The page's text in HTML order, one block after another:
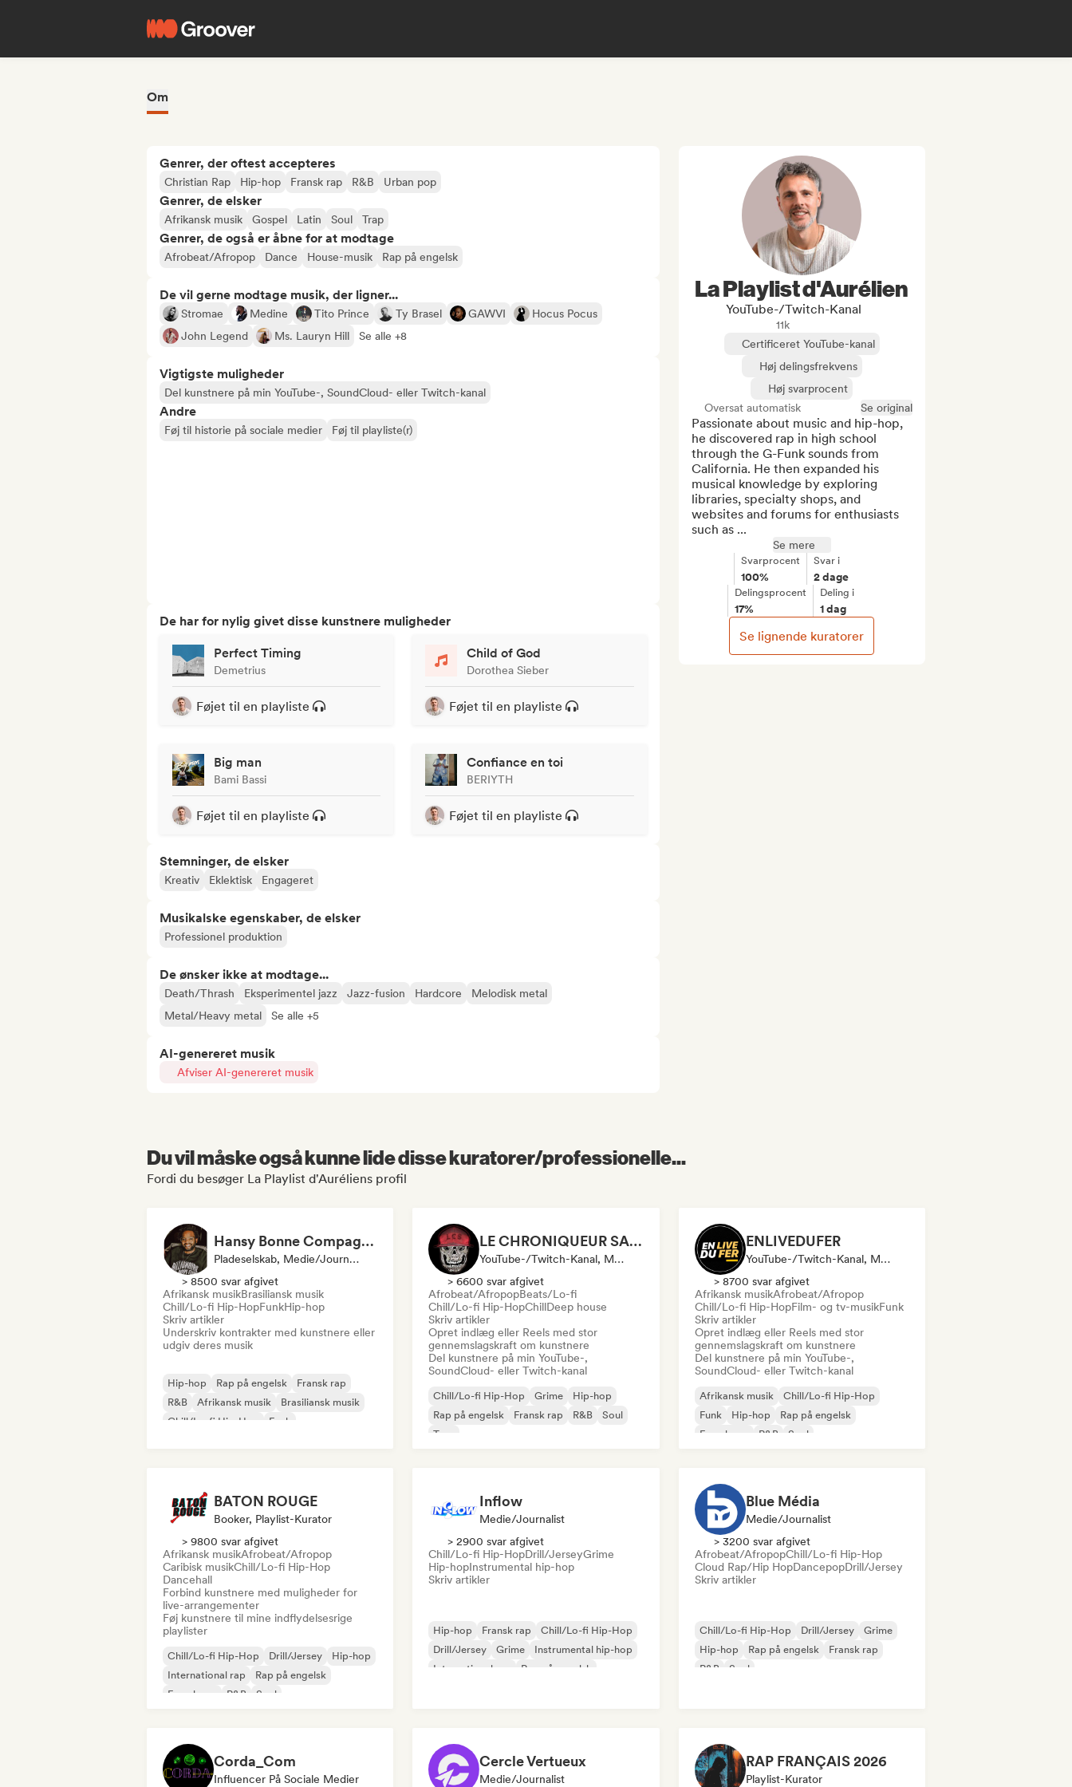
Om
Genrer, der oftest accepteres
Christian Rap Hip-hop Fransk rap R&B Urban pop
Genrer, de elsker
Afrikansk musik Gospel Latin Soul Trap
Genrer, de også er åbne for at modtage
Afrobeat/Afropop Dance House-musik Rap på engelsk
De vil gerne modtage musik, der ligner...
Stromae Medine Tito Prince Ty Brasel GAWVI
Hocus Pocus
John Legend
Ms. Lauryn Hill Se alle +8
Vigtigste muligheder
Del kunstnere på min YouTube-, SoundCloud- eller Twitch-kanal
Andre
Føj til historie på sociale medier Føj til playliste(r)
De har for nylig givet disse kunstnere muligheder
Perfect Timing
Demetrius
Føjet til en playliste
Child of God
Dorothea Sieber
Føjet til en playliste
Big man
Bami Bassi
Føjet til en playliste
Confiance en toi
BERIYTH
Føjet til en playliste
Stemninger, de elsker
Kreativ Eklektisk Engageret
Musikalske egenskaber, de elsker
Professionel produktion
De ønsker ikke at modtage...
Death/Thrash Eksperimentel jazz Jazz-fusion Hardcore
Melodisk metal
Metal/Heavy metal
Se alle +5
AI-genereret musik
Afviser AI-genereret musik
La Playlist d'Aurélien
YouTube-/Twitch-Kanal
11k
Certificeret YouTube-kanal
Høj delingsfrekvens
Høj svarprocent
Oversat automatisk
Se original
Passionate about music and hip-hop,
he discovered rap in high school
through the G-Funk sounds from
California. He then expanded his
musical knowledge by exploring
libraries, specialty shops, and
websites and forums for enthusiasts
such as ...
Se mere
Svarprocent
100%
Svar i
2 dage
Delingsprocent
17%
Deling i
1 dag
Se lignende kuratorer
Du vil måske også kunne lide disse kuratorer/professionelle...
Fordi du besøger La Playlist d'Auréliens profil
Hansy Bonne Compagnie
Pladeselskab, Medie/journalist
> 8500 svar afgivet
Afrikansk musikBrasiliansk musik
Chill/Lo-fi Hip-HopFunkHip-hop
Skriv artikler
Underskriv kontrakter med kunstnere eller
udgiv deres musik
Hip-hop Rap på engelsk
Fransk rap
R&B
Afrikansk musik
Brasiliansk musik
Chill/Lo-fi Hip-Hop
Funk
LE CHRONIQUEUR SALE
YouTube-/Twitch-Kanal, Medie/journalist, Influencer På Sociale Medier
> 6600 svar afgivet
Afrobeat/AfropopBeats/Lo-fi
Chill/Lo-fi Hip-HopChillDeep house
Skriv artikler
Opret indlæg eller Reels med stor
gennemslagskraft om kunstnere
Del kunstnere på min YouTube-,
SoundCloud- eller Twitch-kanal
Chill/Lo-fi Hip-Hop Grime
Hip-hop
Rap på engelsk
Fransk rap R&B
Soul
Trap
ENLIVEDUFER
YouTube-/Twitch-Kanal, Medie/journalist, Influencer På Sociale Medier
> 8700 svar afgivet
Afrikansk musikAfrobeat/Afropop
Chill/Lo-fi Hip-HopFilm- og tv-musikFunk
Skriv artikler
Opret indlæg eller Reels med stor
gennemslagskraft om kunstnere
Del kunstnere på min YouTube-,
SoundCloud- eller Twitch-kanal
Afrikansk musik
Chill/Lo-fi Hip-Hop
Funk
Hip-hop
Rap på engelsk
Fransk rap
R&B Soul
BATON ROUGE
Booker, Playlist-Kurator
> 9800 svar afgivet
Afrikansk musikAfrobeat/Afropop
Caribisk musikChill/Lo-fi Hip-Hop
Dancehall
Forbind kunstnere med muligheder for
live-arrangementer
Føj kunstnere til mine indflydelsesrige
playlister
Chill/Lo-fi Hip-Hop Drill/Jersey
Hip-hop
International rap
Rap på engelsk
Fransk rap
R&B Soul
Inflow
Medie/journalist
> 2900 svar afgivet
Chill/Lo-fi Hip-HopDrill/JerseyGrime
Hip-hopInstrumental hip-hop
Skriv artikler
Hip-hop Fransk rap
Chill/Lo-fi Hip-Hop
Drill/Jersey
Grime
Instrumental hip-hop
International rap
Rap på engelsk
Blue Média
Medie/journalist
> 3200 svar afgivet
Afrobeat/AfropopChill/Lo-fi Hip-Hop
Cloud Rap/Hip HopDancepopDrill/Jersey
Skriv artikler
Chill/Lo-fi Hip-Hop Drill/Jersey
Grime
Hip-hop
Rap på engelsk
Fransk rap
R&B
Soul
Corda_Com
Influencer På Sociale Medier
Cercle Vertueux
Medie/journalist
RAP FRANÇAIS 2026
Playlist-Kurator